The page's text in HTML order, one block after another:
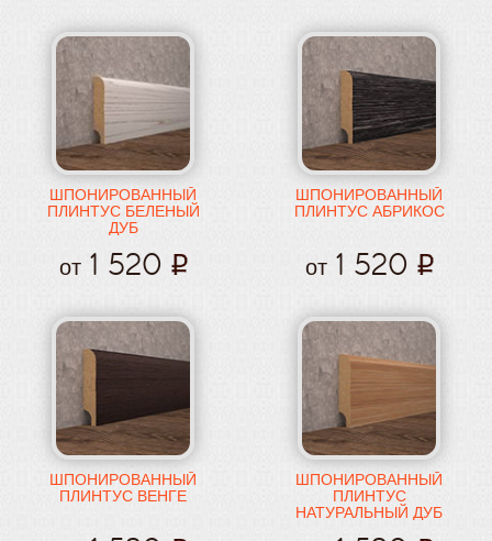
ШПОНИРОВАННЫЙ
ПЛИНТУС БЕЛЕНЫЙ
ДУБ
от1 520
ШПОНИРОВАННЫЙ
ПЛИНТУС АБРИКОС
от1 520
ШПОНИРОВАННЫЙ
ПЛИНТУС ВЕНГЕ
ШПОНИРОВАННЫЙ
ПЛИНТУС
НАТУРАЛЬНЫЙ ДУБ